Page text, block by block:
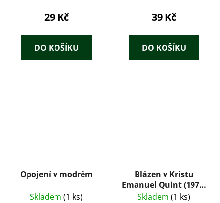
29 Kč
DO KOŠÍKU
39 Kč
DO KOŠÍKU
Opojení v modrém
Skladem (1 ks)
Blázen v Kristu
Emanuel Quint (1975)
– Gerhart
Skladem (1 ks)